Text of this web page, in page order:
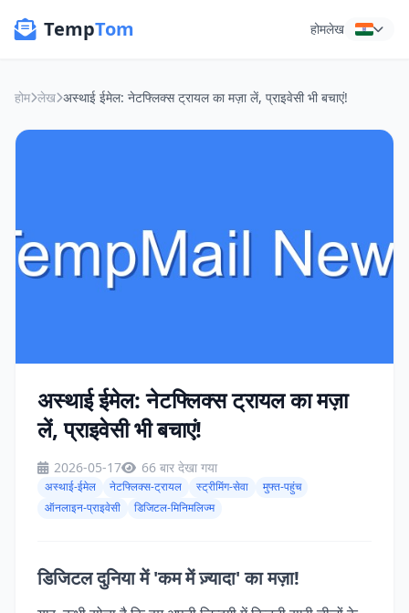
TempTom होमलेख
होम लेख अस्थाई ईमेल: नेटफ्लिक्स ट्रायल का मज़ा लें, प्राइवेसी भी बचाएं!
अस्थाई ईमेल: नेटफ्लिक्स ट्रायल का मज़ा
लें, प्राइवेसी भी बचाएं!
2026-05-17 66 बार देखा गया
अस्थाई-ईमेल नेटफ्लिक्स-ट्रायल स्ट्रीमिंग-सेवा
मुफ्त-पहुंच
ऑनलाइन-प्राइवेसी
डिजिटल-मिनिमलिज्म
डिजिटल दुनिया में 'कम में ज़्यादा' का मज़ा!